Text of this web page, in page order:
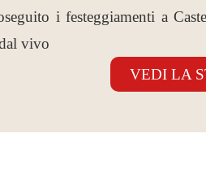
i festeggiamenti a
vivo
VEDI LA